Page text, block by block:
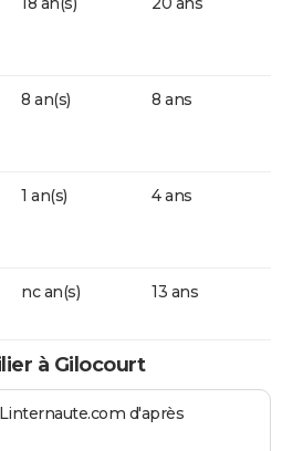
8 an(s) 8 ans
1 an(s) 4 ans
nc an(s) 13 ans
à Gilocourt
d'après